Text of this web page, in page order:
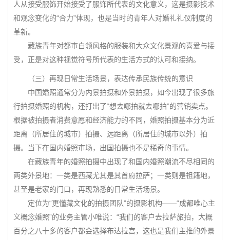
人从接受服饰开始接受了服饰所代表的文化意义，这是摄影技术
和观念变化的“合力”体现，也是当时的青年人对婚礼礼仪制度的
革新。
藏族青年对都市白领风格的服装和大众文化景观的喜爱与接
受，正是对这种视觉符号所代表的生活方式的认可和接纳。
（三）再现日常生活场景，表达传承民族传统的意识
中国婚照通常分为内景拍摄和外景拍摄，如今出现了很多旅
行拍摄婚照的机构，还打出了“想去哪拍就去哪拍”的营销卖点。
根据被拍摄者消费意愿和经济能力的不同，婚照拍摄基本分为近
距离（所居住的城市）拍摄、远距离（所居住的城市以外）拍
摄。当下在国内婚照市场，出国拍摄也不是稀奇的事情。
在藏族青年的婚照拍摄中出现了和国内婚照潮流不尽相同的
两类外景地：一类是西藏尤其是其首府拉萨；一类则是祖籍地，
甚至是老家的门口，再现熟悉的日常生活场景。
定位为“更懂藏文化的拍摄团队”的摄影机构——“成都唯心主
义概念婚照”的业务主管小唯说：“我们的客户去拉萨旅拍，大概
百分之八十多的客户都会选择布达拉宫，这也是我们主推的外景